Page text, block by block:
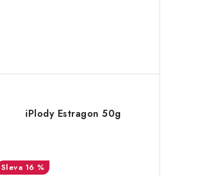
iPlody Estragon 50g
16 %